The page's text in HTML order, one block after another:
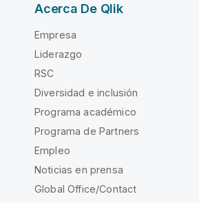
Acerca De Qlik
Empresa
Liderazgo
RSC
Diversidad e inclusión
Programa académico
Programa de Partners
Empleo
Noticias en prensa
Global Office/Contact